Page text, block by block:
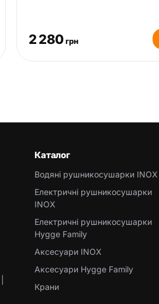
2 280 грн
Каталог
Водяні рушникосушарки INOX
Електричні рушникосушарки
INOX
Електричні рушникосушарки
Hygge Family
Аксесуари INOX
Аксесуари Hygge Family
Крани